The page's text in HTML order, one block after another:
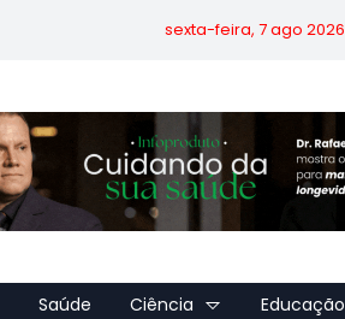
sexta-feira, 7 ago 2026
Saúde Ciência Educação